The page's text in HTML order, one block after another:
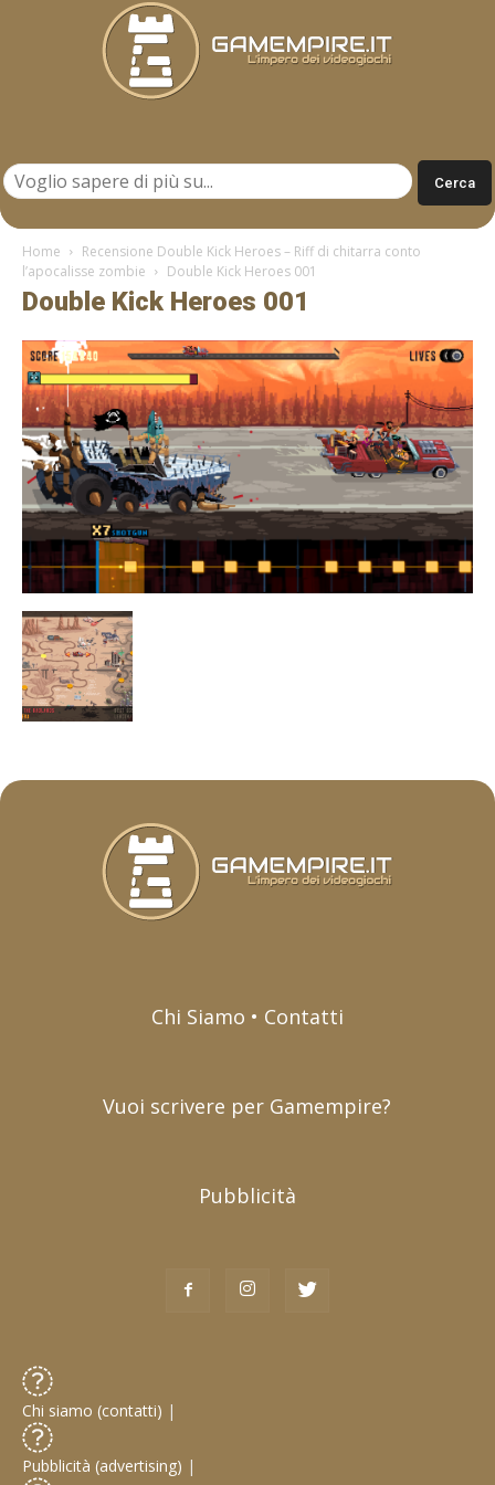
Home
Recensione Double Kick Heroes – Riff di chitarra conto
l’apocalisse zombie
Double Kick Heroes 001
Double Kick Heroes 001
Chi Siamo • Contatti
Vuoi scrivere per Gamempire?
Pubblicità
Chi siamo (contatti) |
Pubblicità (advertising) |